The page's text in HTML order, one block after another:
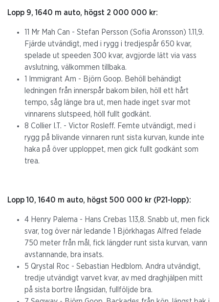
Lopp 9, 1640 m auto, högst 2 000 000 kr:
11 Mr Mah Can - Stefan Persson (Sofia Aronsson) 1.11,9.
Fjärde utvändigt, med i rygg i tredjespår 650 kvar,
spelade ut speeden 300 kvar, avgjorde lätt via vass
avslutning, välkommen tillbaka.
1 Immigrant Am - Björn Goop. Behöll behändigt
ledningen från innerspår bakom bilen, höll ett hårt
tempo, såg länge bra ut, men hade inget svar mot
vinnarens slutspeed, höll fullt godkänt.
8 Collier I.T. - Victor Rosleff. Femte utvändigt, med i
rygg på blivande vinnaren runt sista kurvan, kunde inte
haka på över upploppet, men gick fullt godkänt som
trea.
Lopp 10, 1640 m auto, högst 500 000 kr (P21-lopp):
4 Henry Palema - Hans Crebas 1.13,8. Snabb ut, men fick
svar, tog över när ledande 1 Björkhagas Alfred felade
750 meter från mål, fick längder runt sista kurvan, vann
avstannande, bra insats.
5 Qrystal Roc - Sebastian Hedblom. Andra utvändigt,
tredje utvändigt varvet kvar, av med draghjälpen mitt
på sista bortre långsidan, fullföljde bra.